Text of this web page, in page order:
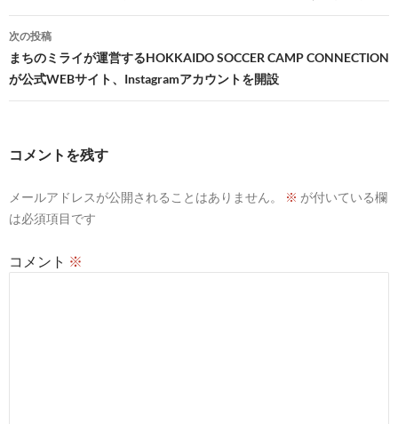
ナ
ビ
ゲ
シ
ン
次の投稿
まちのミライが運営するHOKKAIDO SOCCER CAMP CONNECTION
が公式WEBサイト、Instagramアカウントを開設
コメントを残す
メールアドレスが公開されることはありません。 ※ が付いている欄
は必須項目です
コメント ※